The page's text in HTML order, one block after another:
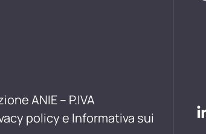
ANIE – P.IVA
policy e Informativa sui